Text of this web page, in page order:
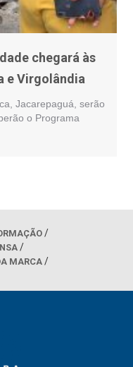
chegará às
e Virgolândia
Jacarepaguá, serão
o Programa
MARCA